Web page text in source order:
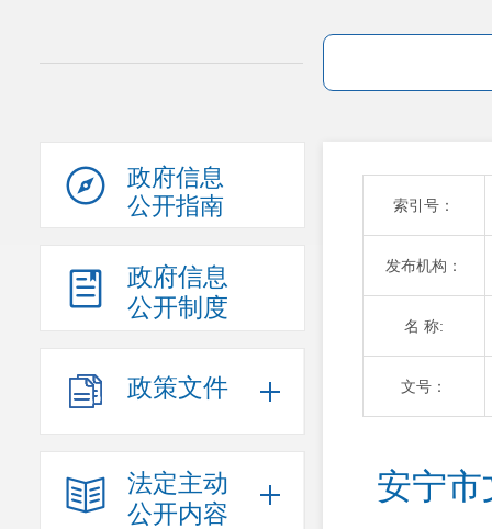
政府信息
公开指南
政府信息
公开制度
政策文件
法定主动
公开内容
索引号：
发布机构：
名 称:
文号：
安宁